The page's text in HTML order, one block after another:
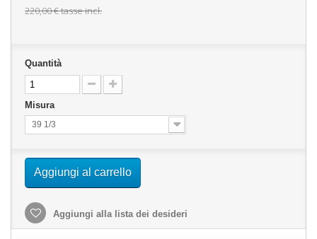
220,00 €tasse incl.
Quantità
Misura
39 1/3
Aggiungi al carrello
Aggiungi alla lista dei desideri